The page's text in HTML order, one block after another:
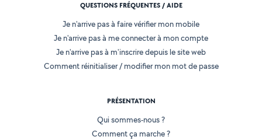
QUESTIONS FRÉQUENTES / AIDE
Je n'arrive pas à faire vérifier mon mobile
Je n'arrive pas à me connecter à mon compte
Je n'arrive pas à m'inscrire depuis le site web
Comment réinitialiser / modifier mon mot de passe
PRÉSENTATION
Qui sommes-nous ?
Comment ça marche ?